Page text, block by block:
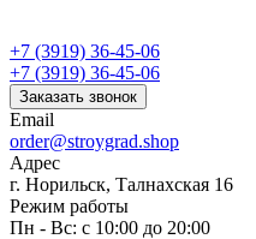
+7 (3919) 36-45-06
+7 (3919) 36-45-06
Заказать звонок
Email
order@stroygrad.shop
Адрес
г. Норильск, Талнахская 16
Режим работы
Пн - Вс: с 10:00 до 20:00